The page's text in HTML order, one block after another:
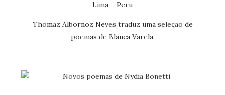
Lima – Peru
Thomaz Albornoz Neves traduz uma seleção de
poemas de Blanca Varela.